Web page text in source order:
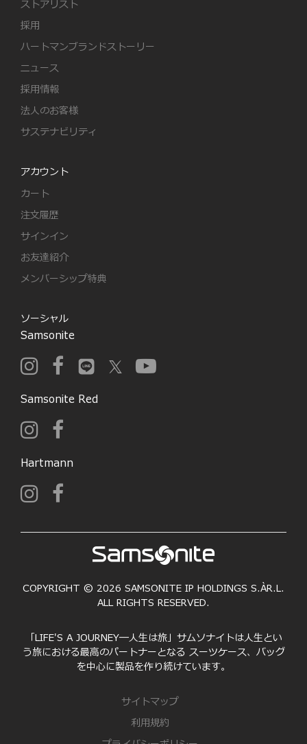
ストアリスト
採用
ハートマンブランドストーリー
ニュース
採用情報
法人のお客様
サステナビリティ
アカウント
カート
注文履歴
サインイン
お友達紹介
メンバーシップ特典
ソーシャル
Samsonite
Samsonite Red
Hartmann
COPYRIGHT © 2026 SAMSONITE IP HOLDINGS S.ÀR.L.
ALL RIGHTS RESERVED.
「LIFE'S A JOURNEY―人生は旅」サムソナイトは人生とい
う旅における最高のパートナーとなる スーツケース、バッグ
を中心に製品を作り続けています。
サイトマップ
利用規約